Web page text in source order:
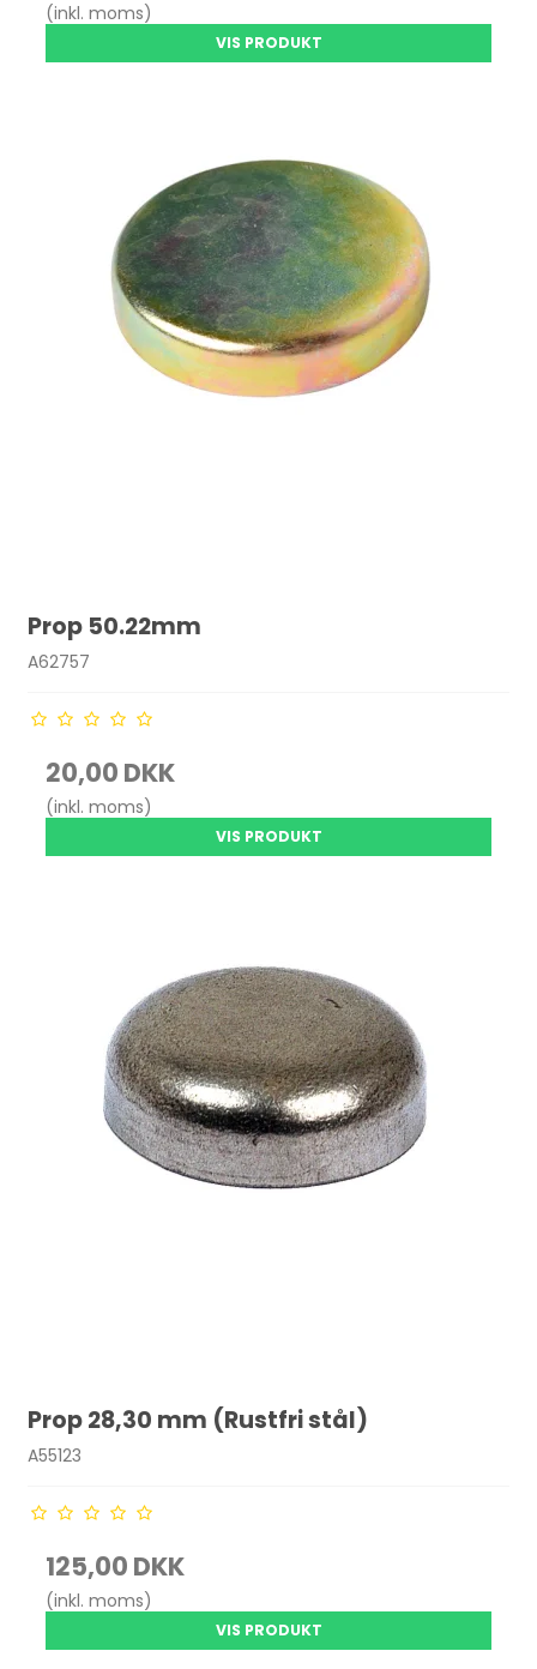
(inkl. moms)
VIS PRODUKT
Prop 50.22mm
A62757
20,00 DKK
(inkl. moms)
VIS PRODUKT
Prop 28,30 mm (Rustfri stål)
A55123
125,00 DKK
(inkl. moms)
VIS PRODUKT